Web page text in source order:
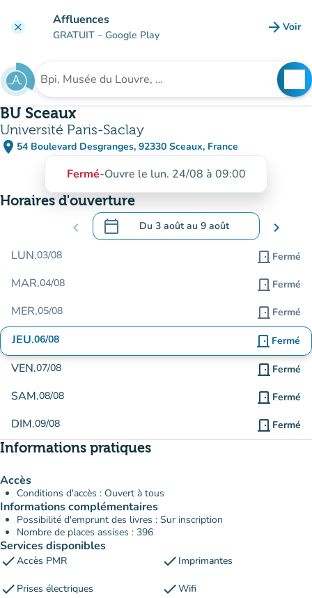
clear Affluences
GRATUIT – Google Play arrow_forward Voir
Rechercher un établissement
BU Sceaux
Université Paris-Saclay
place 54 Boulevard Desgranges, 92330 Sceaux, France
(ouvrir dans Google Maps)
(nouvel onglet)
Fermé-Ouvre le lun. 24/08 à 09:00
Horaires d'ouverture
chevron_left calendar_today Du 3 aoûtau 9 août
.Ouvrir le calendrier pour changer de
chevron_right
LUN.03/08 door_front Fermé
MAR.04/08 door_front Fermé
MER.05/08 door_front Fermé
JEU.06/08 door_front Fermé
VEN.07/08 door_front Fermé
SAM.08/08 door_front Fermé
DIM.09/08 door_front Fermé
Informations pratiques
Accès
Conditions d'accès : Ouvert à tous
Informations complémentaires
Possibilité d'emprunt des livres : Sur inscription
Nombre de places assises : 396
Services disponibles
checkAccès PMR check Imprimantes
check Prises électriques checkWifi